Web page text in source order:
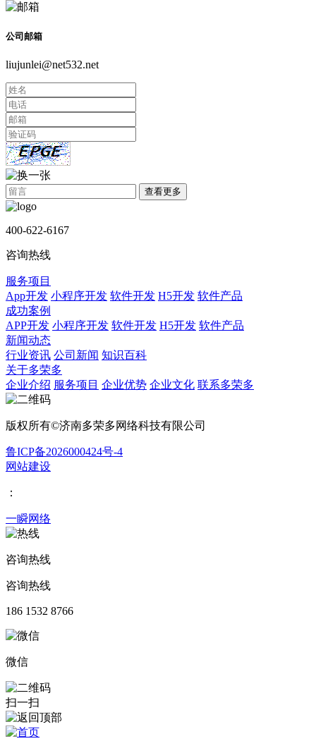
公司邮箱
liujunlei@net532.net
查看更多
400-622-6167
咨询热线
服务项目
App开发 小程序开发 软件开发 H5开发 软件产品
成功案例
APP开发 小程序开发 软件开发 H5开发 软件产品
新闻动态
行业资讯 公司新闻 知识百科
关于多荣多
企业介绍 服务项目 企业优势 企业文化 联系多荣多
版权所有©济南多荣多网络科技有限公司
鲁ICP备2026000424号-4
网站建设
：
一瞬网络
咨询热线
咨询热线
186 1532 8766
微信
扫一扫